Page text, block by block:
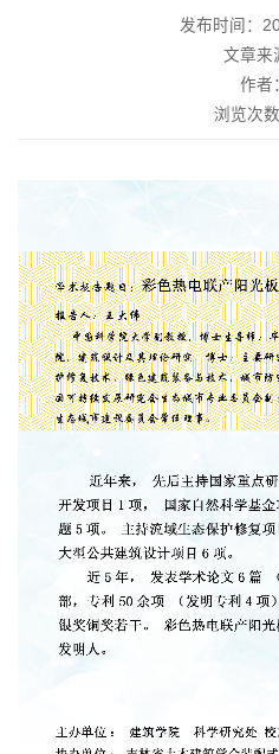
发布时间：
文章来
作者
浏览次数